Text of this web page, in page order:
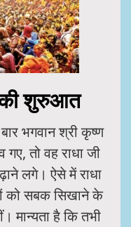
की शुरुआत
भगवान श्री कृष्ण
गए, तो वह राधा जी
लगे। ऐसे में राधा
को सबक सिखाने के
मान्यता है कि तभी